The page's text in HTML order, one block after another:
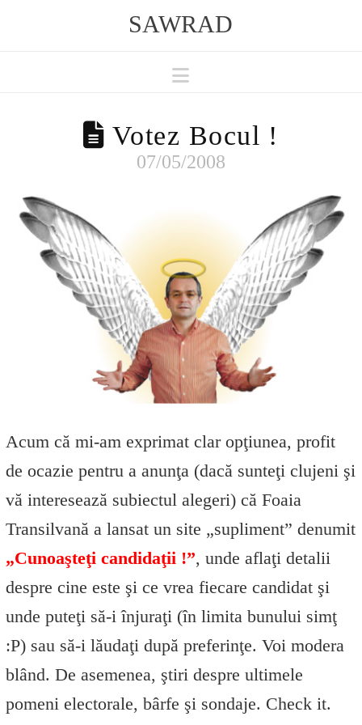
SAWRAD
Navigation
Votez Bocul !
07/05/2008
Acum că mi-am exprimat clar opţiunea, profit
de ocazie pentru a anunţa (dacă sunteţi clujeni şi
vă interesează subiectul alegeri) că Foaia
Transilvană a lansat un site „supliment” denumit
„Cunoaşteţi candidaţii !”, unde aflaţi detalii
despre cine este şi ce vrea fiecare candidat şi
unde puteţi să-i înjuraţi (în limita bunului simţ
:P) sau să-i lăudaţi după preferinţe. Voi modera
blând. De asemenea, ştiri despre ultimele
pomeni electorale, bârfe şi sondaje. Check it.